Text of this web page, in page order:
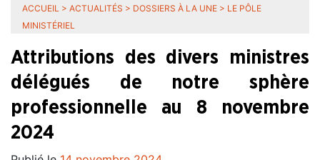
ACCUEIL > ACTUALITÉS > DOSSIERS À LA UNE > LE PÔLE
MINISTÉRIEL
Attributions des divers ministres
délégués de notre sphère
professionnelle au 8 novembre
2024